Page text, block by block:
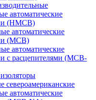
автоматические
(HMCB)
автоматические
(MCB)
автоматические
с расцепителями (MCB-
североамериканские
автоматические